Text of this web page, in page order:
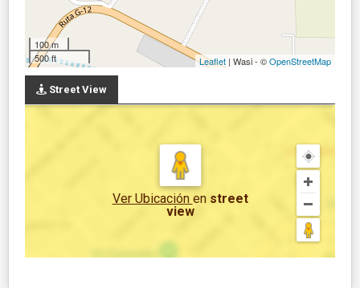
100 m
500 ft
Leaflet | Wasi - ©OpenStreetMap
Street View
Ver Ubicación en street
view